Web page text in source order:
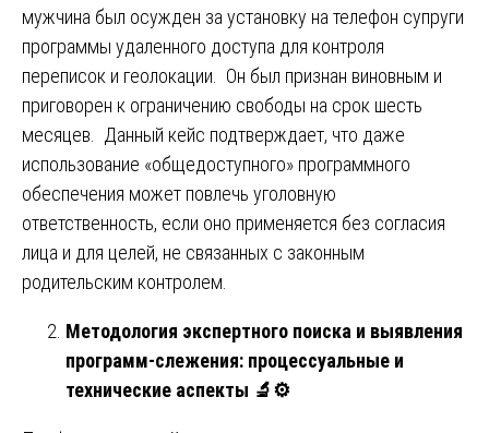
мужчина был осужден за установку на телефон супруги
программы удаленного доступа для контроля
переписок и геолокации. Он был признан виновным и
приговорен к ограничению свободы на срок шесть
месяцев. Данный кейс подтверждает, что даже
использование «общедоступного» программного
обеспечения может повлечь уголовную
ответственность, если оно применяется без согласия
лица и для целей, не связанных с законным
родительским контролем.
Методология экспертного поиска и выявления
программ-слежения: процессуальные и
технические аспекты 🔬⚙️